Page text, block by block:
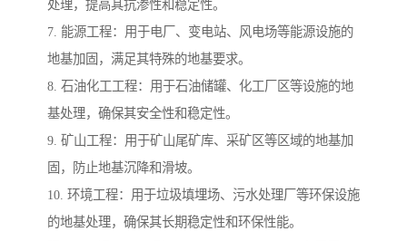
处理，提高其抗渗性和稳定性。
7. 能源工程：用于电厂、变电站、风电场等能源设施的
地基加固，满足其特殊的地基要求。
8. 石油化工工程：用于石油储罐、化工厂区等设施的地
基处理，确保其安全性和稳定性。
9. 矿山工程：用于矿山尾矿库、采矿区等区域的地基加
固，防止地基沉降和滑坡。
10. 环境工程：用于垃圾填埋场、污水处理厂等环保设施
的地基处理，确保其长期稳定性和环保性能。